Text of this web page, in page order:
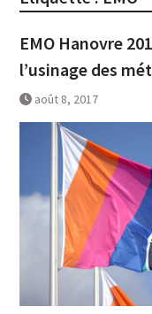
EMO Hanovre
l’usinage des
août 8, 2017